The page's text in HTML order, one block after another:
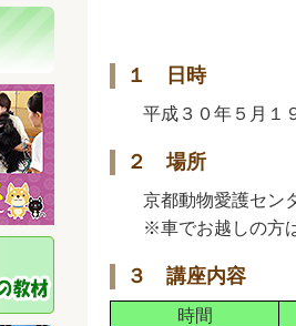
１ 日時
平成３０年５月１
２ 場所
京都動物愛護セン
※車でお越しの方
３ 講座内容
時間